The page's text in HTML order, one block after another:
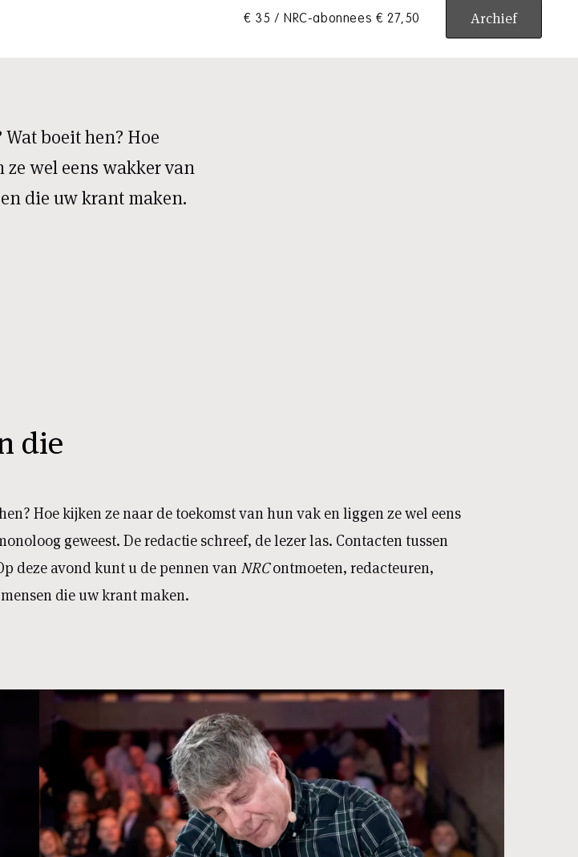
€ 35 / NRC-abonnees € 27,50 Archief
Wat boeit hen? Hoe
wel eens wakker van
die uw krant maken.
die
Hoe kijken ze naar de toekomst van hun vak en liggen ze wel eens
geweest. De redactie schreef, de lezer las. Contacten tussen
deze avond kunt u de pennen vanNRContmoeten, redacteuren,
die uw krant maken.